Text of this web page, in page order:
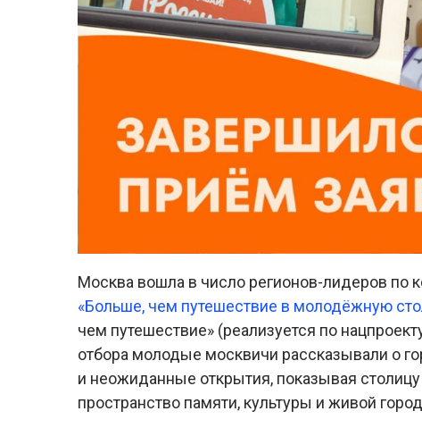
Москва вошла в число регионов-лидеров по
«Больше, чем путешествие в молодёжную
чем путешествие» (реализуется по
отбора молодые москвичи рассказывали о
и неожиданные открытия, показывая столицу
пространство памяти, культуры и живой